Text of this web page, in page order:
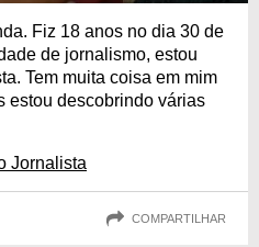
Fiz 18 anos no dia 30 de
de jornalismo, estou
Tem muita coisa em mim
estou descobrindo várias
Jornalista
COMPARTILHAR